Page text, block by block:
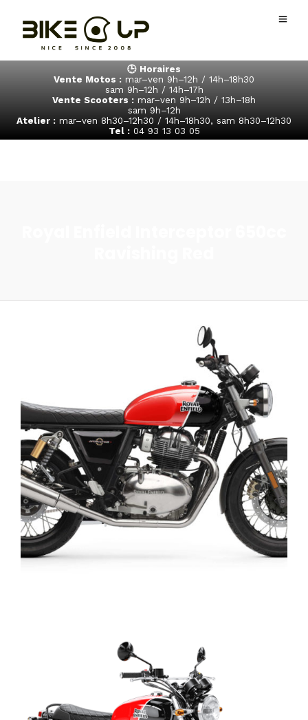
🕒 Horaires
Vente Motos : mar–ven 9h–12h / 14h–18h30
sam 9h–12h / 14h–17h
Vente Scooters : mar–ven 9h–12h / 13h–18h
sam 9h–12h
Atelier : mar–ven 8h30–12h30 / 14h–18h30, sam 8h30–12h30
Tel :04 93 13 03 05